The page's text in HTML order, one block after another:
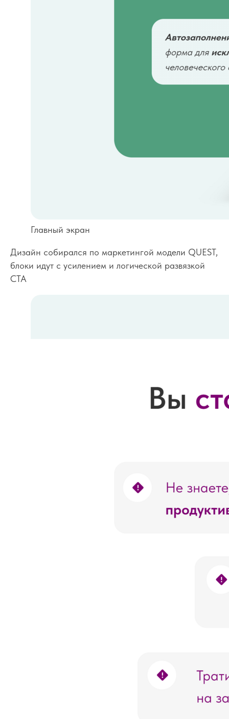
Главный экран
Дизайн собирался по маркетингой модели QUEST,
блоки идут с усилением и логической развязкой
CTA